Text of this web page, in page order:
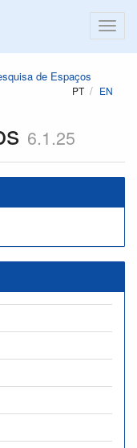
de Espaços
PT EN
6.1.25